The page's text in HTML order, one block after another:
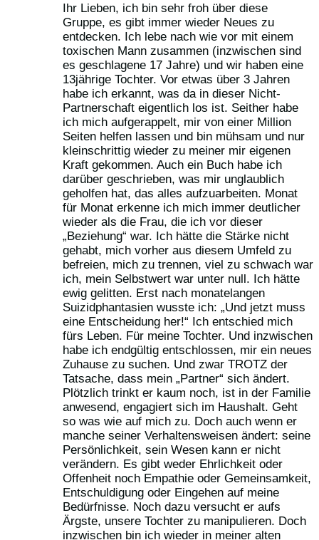
Ihr Lieben, ich bin sehr froh über diese
Gruppe, es gibt immer wieder Neues zu
entdecken. Ich lebe nach wie vor mit einem
toxischen Mann zusammen (inzwischen sind
es geschlagene 17 Jahre) und wir haben eine
13jährige Tochter. Vor etwas über 3 Jahren
habe ich erkannt, was da in dieser Nicht-
Partnerschaft eigentlich los ist. Seither habe
ich mich aufgerappelt, mir von einer Million
Seiten helfen lassen und bin mühsam und nur
kleinschrittig wieder zu meiner mir eigenen
Kraft gekommen. Auch ein Buch habe ich
darüber geschrieben, was mir unglaublich
geholfen hat, das alles aufzuarbeiten. Monat
für Monat erkenne ich mich immer deutlicher
wieder als die Frau, die ich vor dieser
„Beziehung“ war. Ich hätte die Stärke nicht
gehabt, mich vorher aus diesem Umfeld zu
befreien, mich zu trennen, viel zu schwach war
ich, mein Selbstwert war unter null. Ich hätte
ewig gelitten. Erst nach monatelangen
Suizidphantasien wusste ich: „Und jetzt muss
eine Entscheidung her!“ Ich entschied mich
fürs Leben. Für meine Tochter. Und inzwischen
habe ich endgültig entschlossen, mir ein neues
Zuhause zu suchen. Und zwar TROTZ der
Tatsache, dass mein „Partner“ sich ändert.
Plötzlich trinkt er kaum noch, ist in der Familie
anwesend, engagiert sich im Haushalt. Geht
so was wie auf mich zu. Doch auch wenn er
manche seiner Verhaltensweisen ändert: seine
Persönlichkeit, sein Wesen kann er nicht
verändern. Es gibt weder Ehrlichkeit oder
Offenheit noch Empathie oder Gemeinsamkeit,
Entschuldigung oder Eingehen auf meine
Bedürfnisse. Noch dazu versucht er aufs
Ärgste, unsere Tochter zu manipulieren. Doch
inzwischen bin ich wieder in meiner alten